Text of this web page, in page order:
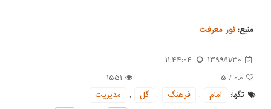
منبع:نور معرفت
1399/11/30
11:44:04
0.0
/
5
1551
تگها:
امام , فرهنگ , گل ,
مدیریت